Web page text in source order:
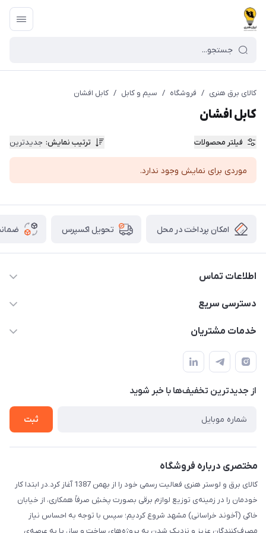
کالای برق هنری / فروشگاه / سیم و کابل / کابل افشان
کابل افشان
فیلتر محصولات ترتیب نمایش: جدیدترین
موردی برای نمایش وجود ندارد.
امکان پرداخت در محل تحویل اکسپرس
اطلاعات تماس
۰۵۱-۳۵۱۴۸۰۰۰
دسترسی سریع
حساب کاربری
لیست محصولات
درباره ما
خدمات مشتریان
سامانه پیگیری مرسولات اداره پست
سوالات متداول
قوانین و مقررات
حریم خصوصی
از جدید‌ترین تخفیف‌ها با‌ خبر شوید
ثبت
مختصری درباره فروشگاه
کالای برق و لوستر هنری فعالیت رسمی خود را از بهمن 1387 آغاز کرد.در ابتدا کار
خودمان را در زمینه‌ی توزیع لوازم برقی بصورت پخشِ صرفاً همکاری، از خیابان
خاکی (آخوند خراسانی) مشهد شروع کردیم؛ سپس با توجه به احساس نیاز
مصرف‌کنندگان عزیز و نزدیک شدن به پروژه‌های ساخت و ساز، پا به عرصه‌ی